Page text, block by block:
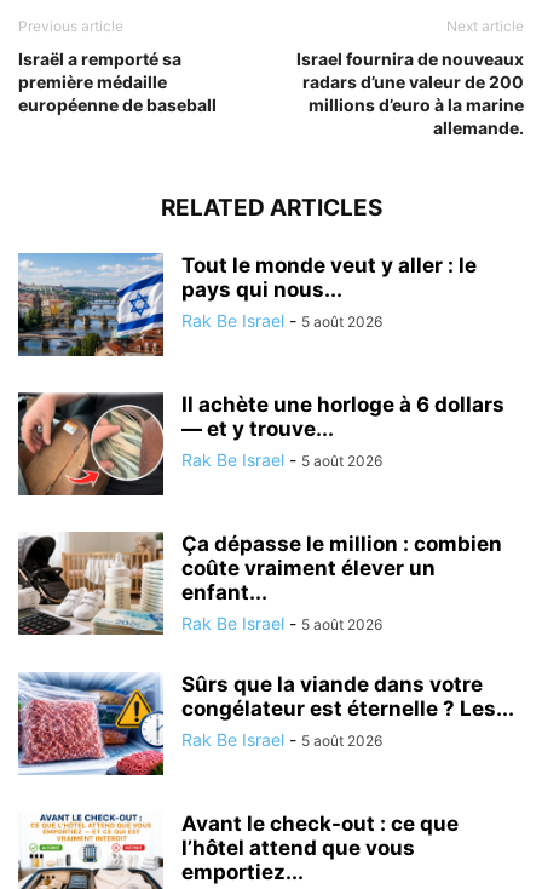
Previous article
Israël a remporté sa
première médaille
européenne de baseball
Next article
Israel fournira de nouveaux
radars d’une valeur de 200
millions d’euro à la marine
allemande.
RELATED ARTICLES
Tout le monde veut y aller : le
pays qui nous...
Rak Be Israel - 5 août 2026
Il achète une horloge à 6 dollars
— et y trouve...
Rak Be Israel - 5 août 2026
Ça dépasse le million : combien
coûte vraiment élever un
enfant...
Rak Be Israel - 5 août 2026
Sûrs que la viande dans votre
congélateur est éternelle ? Les...
Rak Be Israel - 5 août 2026
Avant le check-out : ce que
l’hôtel attend que vous
emportiez...